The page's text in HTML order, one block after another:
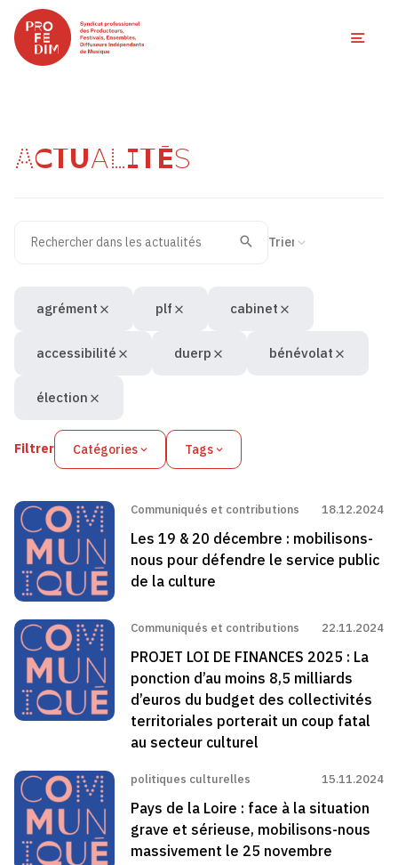
ACTUALITÉS
Recherche
Valider
Filtrer Catégories Tags
agrément plf cabinet
accessibilité duerp bénévolat
élection
Communiqués et contributions 18.12.2024
Les 19 & 20 décembre : mobilisons-
nous pour défendre le service public
de la culture
Communiqués et contributions 22.11.2024
PROJET LOI DE FINANCES 2025 : La
ponction d’au moins 8,5 milliards
d’euros du budget des collectivités
territoriales porterait un coup fatal
au secteur culturel
politiques culturelles 15.11.2024
Pays de la Loire : face à la situation
grave et sérieuse, mobilisons-nous
massivement le 25 novembre